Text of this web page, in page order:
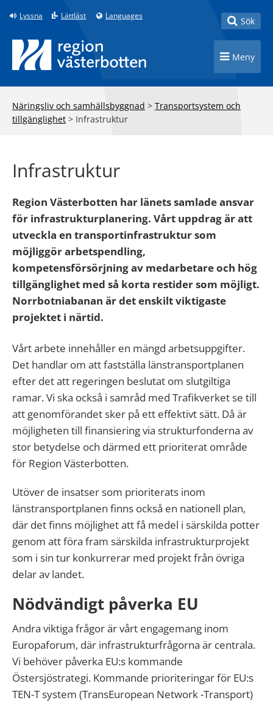
Till innehåll på sidan
Lyssna Lättläst Languages Toggle
Sök
Toggle
Meny
Näringsliv och samhällsbyggnad > Transportsystem och
tillgänglighet > Infrastruktur
Infrastruktur
Region Västerbotten har länets samlade ansvar
för infrastrukturplanering. Vårt uppdrag är att
utveckla en transportinfrastruktur som
möjliggör arbetspendling,
kompetensförsörjning av medarbetare och hög
tillgänglighet med så korta restider som möjligt.
Norrbotniabanan är det enskilt viktigaste
projektet i närtid.
Vårt arbete innehåller en mängd arbetsuppgifter.
Det handlar om att fastställa länstransportplanen
efter det att regeringen beslutat om slutgiltiga
ramar. Vi ska också i samråd med Trafikverket se till
att genomförandet sker på ett effektivt sätt. Då är
möjligheten till finansiering via strukturfonderna av
stor betydelse och därmed ett prioriterat område
för Region Västerbotten.
Utöver de insatser som prioriterats inom
länstransportplanen finns också en nationell plan,
där det finns möjlighet att få medel i särskilda potter
genom att föra fram särskilda infrastrukturprojekt
som i sin tur konkurrerar med projekt från övriga
delar av landet.
Nödvändigt påverka EU
Andra viktiga frågor är vårt engagemang inom
Europaforum, där infrastrukturfrågorna är centrala.
Vi behöver påverka EU:s kommande
Östersjöstrategi. Kommande prioriteringar för EU:s
TEN-T system (TransEuropean Network -Transport)